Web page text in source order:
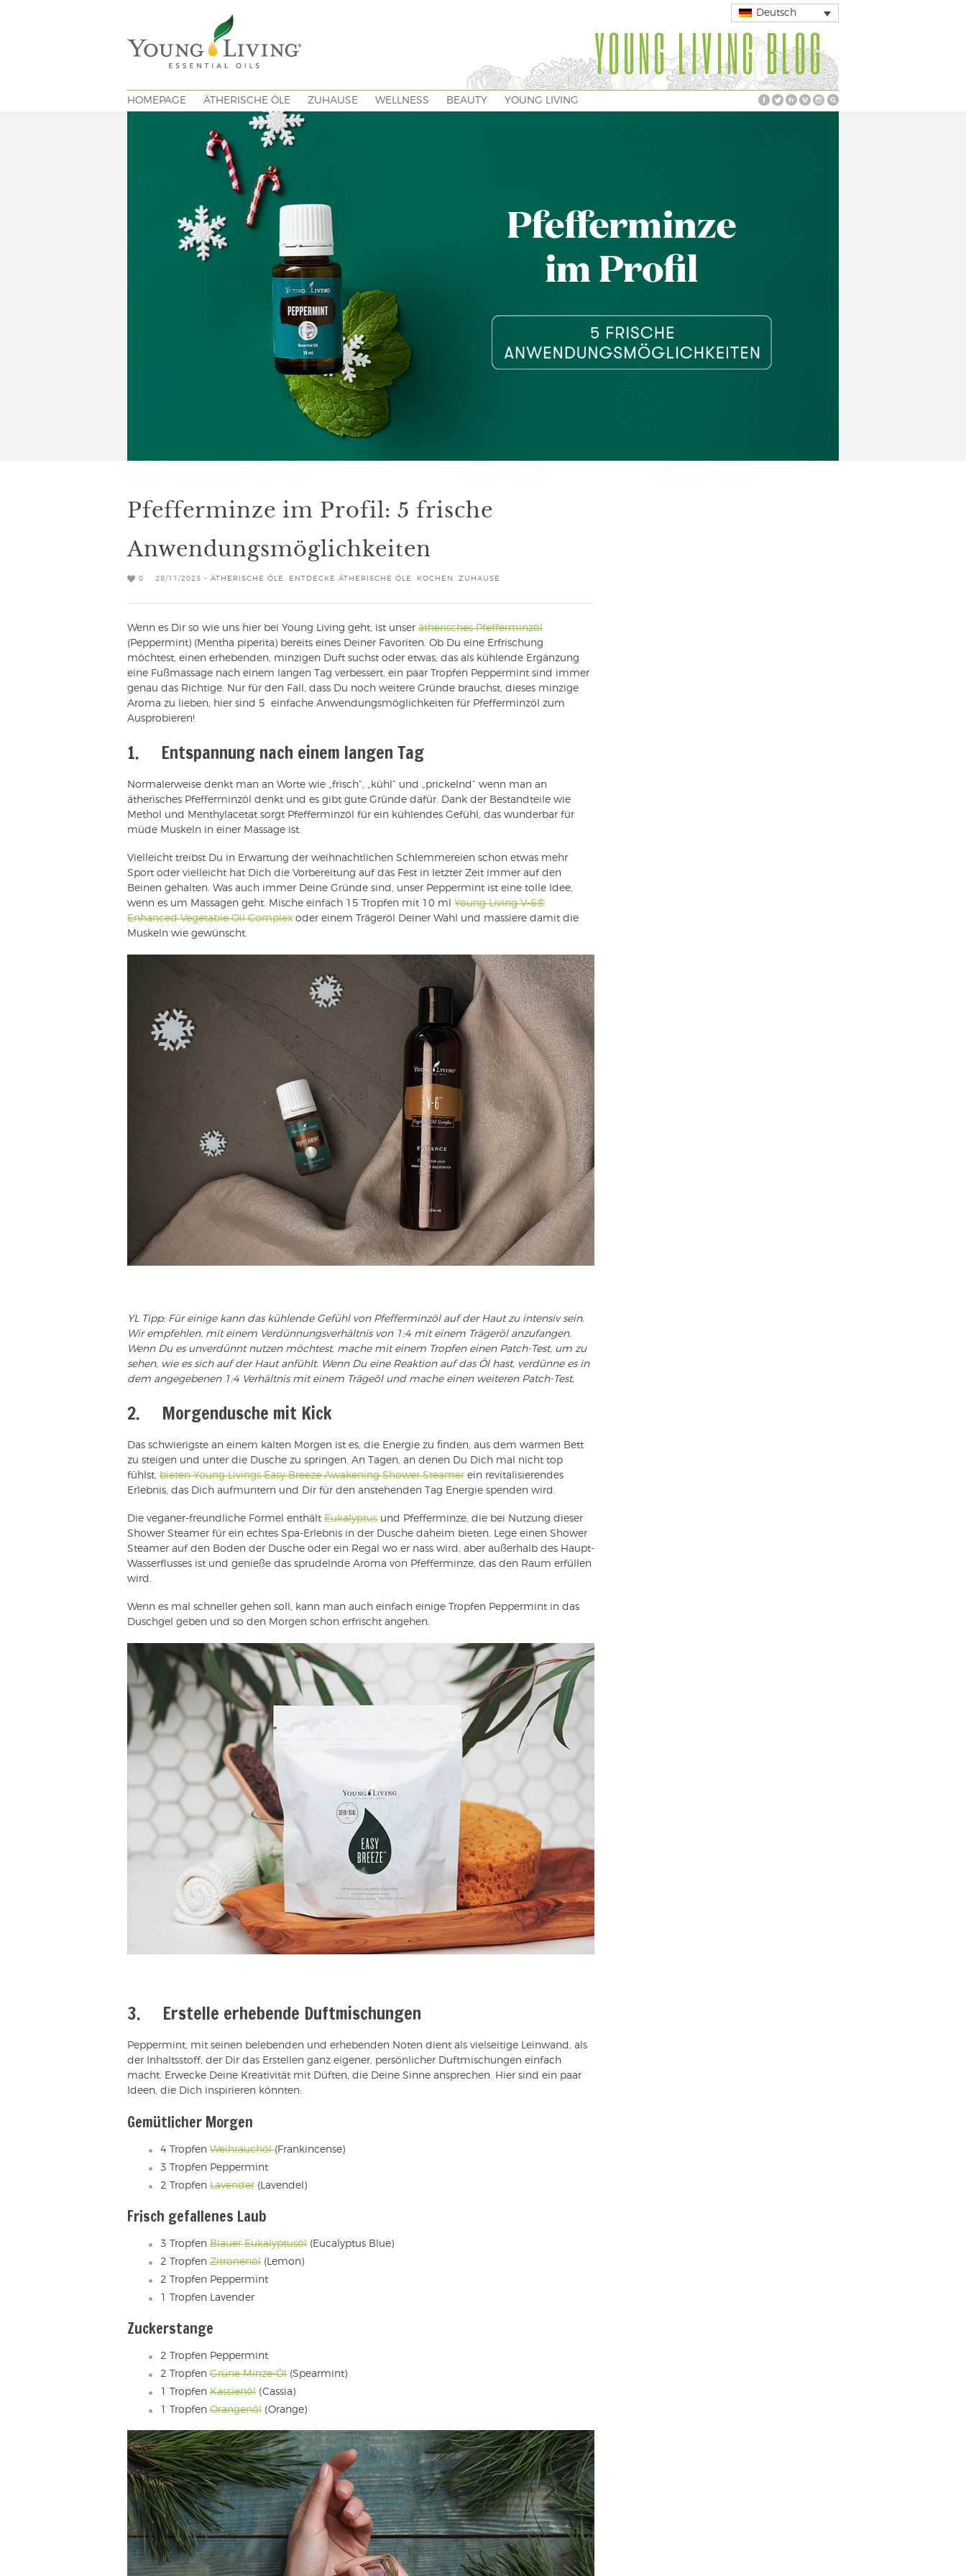
Deutsch
YOUNG LIVING BLOG
HOMEPAGE ÄTHERISCHE ÖLE ZUHAUSE WELLNESS BEAUTY YOUNG LIVING
Pfefferminze im Profil: 5 frische
Anwendungsmöglichkeiten
0 28/11/2023 - ÄTHERISCHE ÖLE ENTDECKE ÄTHERISCHE ÖLE KOCHEN ZUHAUSE
Wenn es Dir so wie uns hier bei Young Living geht, ist unser ätherisches Pfefferminzöl
(Peppermint) (Mentha piperita) bereits eines Deiner Favoriten. Ob Du eine Erfrischung
möchtest, einen erhebenden, minzigen Duft suchst oder etwas, das als kühlende Ergänzung
eine Fußmassage nach einem langen Tag verbessert, ein paar Tropfen Peppermint sind immer
genau das Richtige. Nur für den Fall, dass Du noch weitere Gründe brauchst, dieses minzige
Aroma zu lieben, hier sind 5 einfache Anwendungsmöglichkeiten für Pfefferminzöl zum
Ausprobieren!
1. Entspannung nach einem langen Tag
Normalerweise denkt man an Worte wie „frisch“, „kühl“ und „prickelnd“ wenn man an
ätherisches Pfefferminzöl denkt und es gibt gute Gründe dafür. Dank der Bestandteile wie
Methol und Menthylacetat sorgt Pfefferminzöl für ein kühlendes Gefühl, das wunderbar für
müde Muskeln in einer Massage ist.
Vielleicht treibst Du in Erwartung der weihnachtlichen Schlemmereien schon etwas mehr
Sport oder vielleicht hat Dich die Vorbereitung auf das Fest in letzter Zeit immer auf den
Beinen gehalten. Was auch immer Deine Gründe sind, unser Peppermint ist eine tolle Idee,
wenn es um Massagen geht. Mische einfach 15 Tropfen mit 10 ml Young Living V-6®
Enhanced Vegetable Oil Complex oder einem Trägeröl Deiner Wahl und massiere damit die
Muskeln wie gewünscht.
YL Tipp: Für einige kann das kühlende Gefühl von Pfefferminzöl auf der Haut zu intensiv sein.
Wir empfehlen, mit einem Verdünnungsverhältnis von 1:4 mit einem Trägeröl anzufangen.
Wenn Du es unverdünnt nutzen möchtest, mache mit einem Tropfen einen Patch-Test, um zu
sehen, wie es sich auf der Haut anfühlt. Wenn Du eine Reaktion auf das Öl hast, verdünne es in
dem angegebenen 1:4 Verhältnis mit einem Trägeöl und mache einen weiteren Patch-Test.
2. Morgendusche mit Kick
Das schwierigste an einem kalten Morgen ist es, die Energie zu finden, aus dem warmen Bett
zu steigen und unter die Dusche zu springen. An Tagen, an denen Du Dich mal nicht top
fühlst, bieten Young Livings Easy Breeze Awakening Shower Steamer ein revitalisierendes
Erlebnis, das Dich aufmuntern und Dir für den anstehenden Tag Energie spenden wird.
Die veganer-freundliche Formel enthält Eukalyptus und Pfefferminze, die bei Nutzung dieser
Shower Steamer für ein echtes Spa-Erlebnis in der Dusche daheim bieten. Lege einen Shower
Steamer auf den Boden der Dusche oder ein Regal wo er nass wird, aber außerhalb des Haupt-
Wasserflusses ist und genieße das sprudelnde Aroma von Pfefferminze, das den Raum erfüllen
wird.
Wenn es mal schneller gehen soll, kann man auch einfach einige Tropfen Peppermint in das
Duschgel geben und so den Morgen schon erfrischt angehen.
3. Erstelle erhebende Duftmischungen
Peppermint, mit seinen belebenden und erhebenden Noten dient als vielseitige Leinwand, als
der Inhaltsstoff, der Dir das Erstellen ganz eigener, persönlicher Duftmischungen einfach
macht. Erwecke Deine Kreativität mit Düften, die Deine Sinne ansprechen. Hier sind ein paar
Ideen, die Dich inspirieren könnten:
Gemütlicher Morgen
4 Tropfen Weihrauchöl(Frankincense)
3 Tropfen Peppermint
2 Tropfen Lavender (Lavendel)
Frisch gefallenes Laub
3 Tropfen Blauer Eukalyptusöl (Eucalyptus Blue)
2 Tropfen Zitronenöl (Lemon)
2 Tropfen Peppermint
1 Tropfen Lavender
Zuckerstange
2 Tropfen Peppermint
2 Tropfen Grüne Minze-Öl (Spearmint)
1 Tropfen Kassienöl (Cassia)
1 Tropfen Orangenöl (Orange)